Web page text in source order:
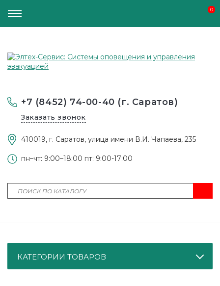
+7 (8452) 74-00-40 (г. Саратов)
Заказать звонок
410019, г. Саратов, улица имени В.И. Чапаева, 235
пн–чт: 9:00–18:00 пт: 9:00-17:00
0
0
КАТЕГОРИИ ТОВАРОВ